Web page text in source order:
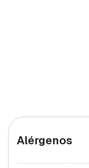
Alérgenos